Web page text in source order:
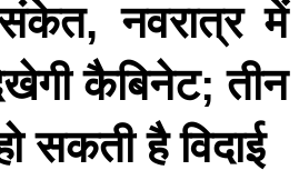
नवरात्र में
कैबिनेट; तीन
सकती है विदाई